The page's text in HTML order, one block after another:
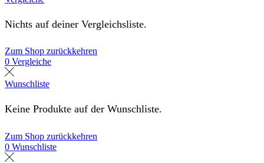
Nichts auf deiner Vergleichsliste.
Zum Shop zurückkehren
0 Vergleiche
Wunschliste
Keine Produkte auf der Wunschliste.
Zum Shop zurückkehren
0 Wunschliste